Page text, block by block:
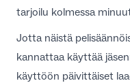
tarjoilu kolmessa
Jotta näistä
kannattaa käyttää
käyttöön päivittäiset